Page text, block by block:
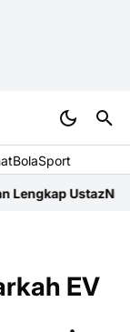
BolaSport
UstazNiat Zakat
EV